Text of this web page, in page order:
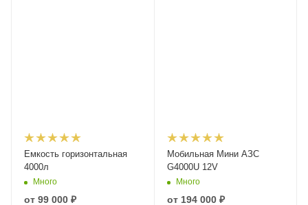
Емкость горизонтальная
4000л
Много
от 99 000 ₽
Мобильная Мини АЗС
G4000U 12V
Много
от 194 000 ₽